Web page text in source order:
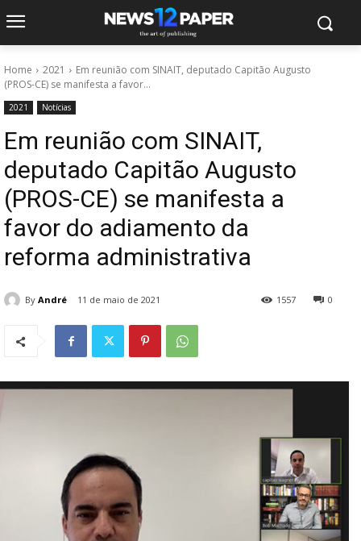
Home 2021
Em reunião com SINAIT, deputado Capitão Augusto
(PROS-CE) se manifesta a favor...
2021 Notícias
Em reunião com SINAIT,
deputado Capitão Augusto
(PROS-CE) se manifesta a
favor do adiamento da
reforma administrativa
By André 11 de maio de 2021 0
1557